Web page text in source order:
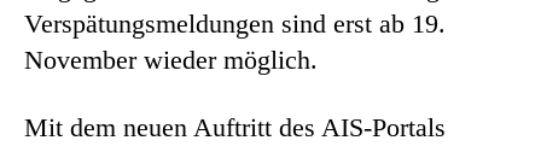
Verspätungsmeldungen sind erst ab 19.
November wieder möglich.
Mit dem neuen Auftritt des AIS-Portals